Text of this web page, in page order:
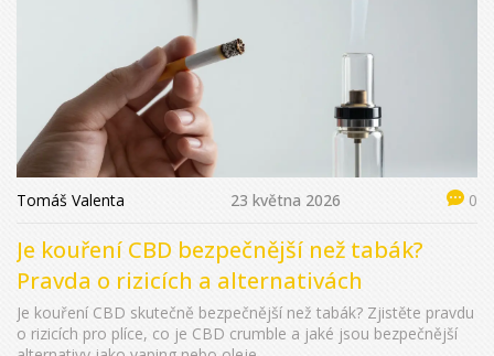
Tomáš Valenta 23 května 2026 0
Je kouření CBD bezpečnější než tabák?
Pravda o rizicích a alternativách
Je kouření CBD skutečně bezpečnější než tabák? Zjistěte pravdu
o rizicích pro plíce, co je CBD crumble a jaké jsou bezpečnější